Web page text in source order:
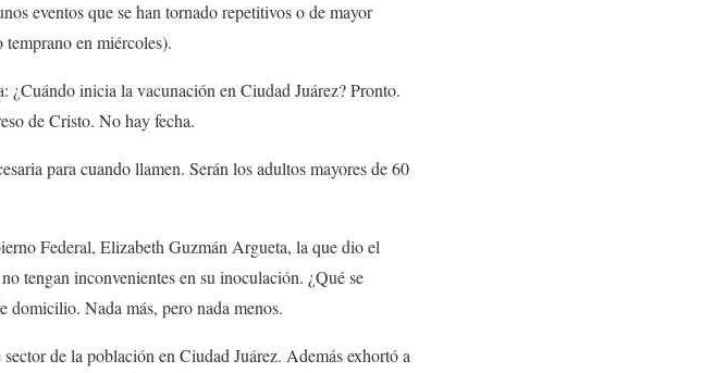
eventos que se han tornado repetitivos o de mayor
en miércoles).
inicia la vacunación en Ciudad Juárez? Pronto.
de Cristo. No hay fecha.
para cuando llamen. Serán los adultos mayores de 60
Federal, Elizabeth Guzmán Argueta, la que dio el
tengan inconvenientes en su inoculación. ¿Qué se
Nada más, pero nada menos.
de la población en Ciudad Juárez. Además exhortó a